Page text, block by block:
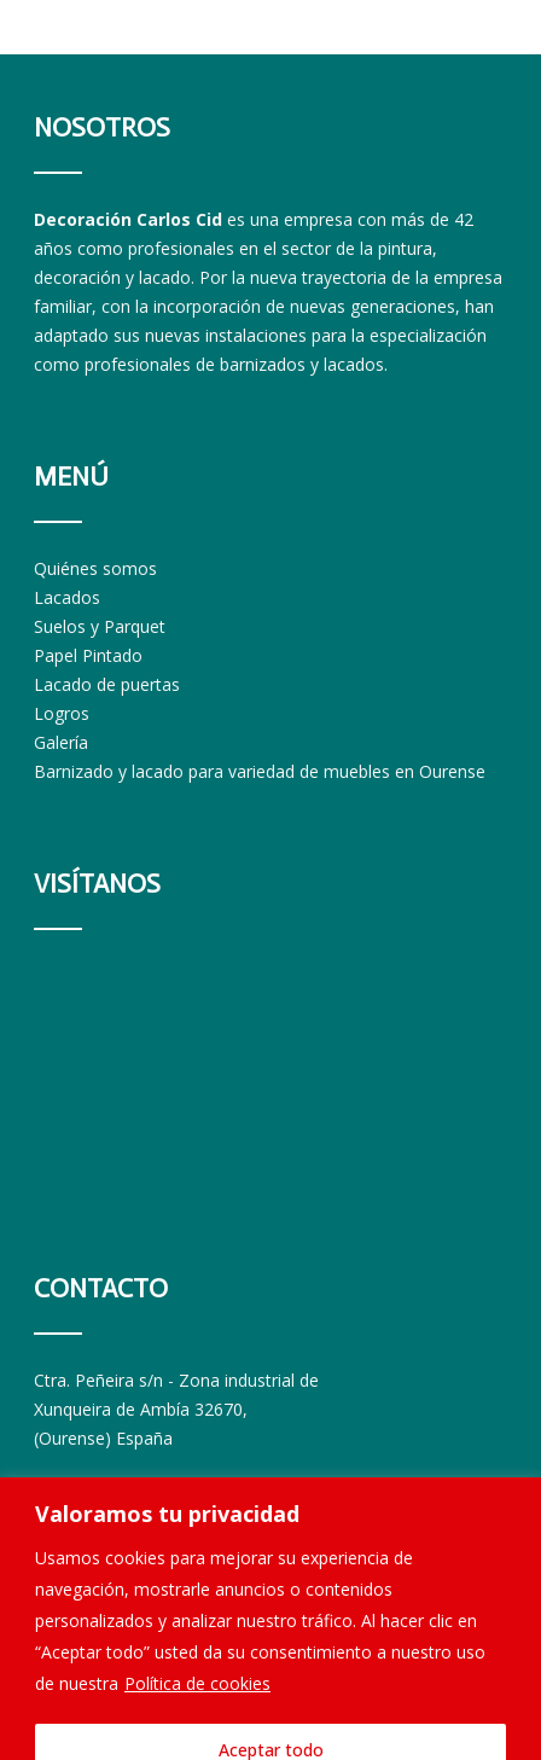
Valoramos tu privacidad
Usamos cookies para mejorar su experiencia de
navegación, mostrarle anuncios o contenidos
personalizados y analizar nuestro tráfico. Al hacer clic en
“Aceptar todo” usted da su consentimiento a nuestro uso
de nuestra Política de cookies
Aceptar todo
NOSOTROS
Decoración Carlos Cid es una empresa con más de 42
años como profesionales en el sector de la pintura,
decoración y lacado. Por la nueva trayectoria de la empresa
familiar, con la incorporación de nuevas generaciones, han
adaptado sus nuevas instalaciones para la especialización
como profesionales de barnizados y lacados.
MENÚ
Quiénes somos
Lacados
Suelos y Parquet
Papel Pintado
Lacado de puertas
Logros
Galería
Barnizado y lacado para variedad de muebles en Ourense
VISÍTANOS
CONTACTO
Ctra. Peñeira s/n - Zona industrial de
Xunqueira de Ambía 32670,
(Ourense) España
686 478 229
679 734 214
decoracioncarloscid@hotmail.com
© Copyright 2025 Decoración Carlos Cid S.L. |Aviso legal y